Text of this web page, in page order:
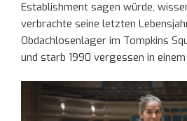
Establishment sagen würde,
verbrachte seine letzten
Obdachlosenlager im Tompkins
und starb 1990 vergessen in